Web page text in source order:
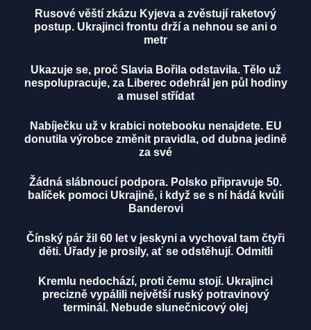
Rusové věští zkázu Kyjeva a zvěstují raketový
postup. Ukrajinci frontu drží a nehnou se ani o
metr
Ukazuje se, proč Slavia Bořila odstavila. Tělo už
nespolupracuje, za Liberec odehrál jen půl hodiny
a musel střídat
Nabíječku už v krabici notebooku nenajdete. EU
donutila výrobce změnit pravidla, od dubna jedině
za své
Žádná slábnoucí podpora. Polsko připravuje 50.
balíček pomoci Ukrajině, i když se s ní hádá kvůli
Banderovi
Čínský pár žil 60 let v jeskyni a vychoval tam čtyři
děti. Úřady je prosily, ať se odstěhují. Odmítli
Kremlu nedochází, proti čemu stojí. Ukrajinci
precizně vypálili největší ruský potravinový
terminál. Nebude slunečnicový olej